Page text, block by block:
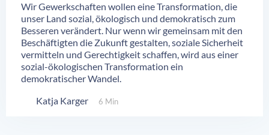
Wir Gewerkschaften wollen eine Transformation, die
unser Land sozial, ökologisch und demokratisch zum
Besseren verändert. Nur wenn wir gemeinsam mit den
Beschäftigten die Zukunft gestalten, soziale Sicherheit
vermitteln und Gerechtigkeit schaffen, wird aus einer
sozial-ökologischen Transformation ein
demokratischer Wandel.
Katja Karger
6 Min